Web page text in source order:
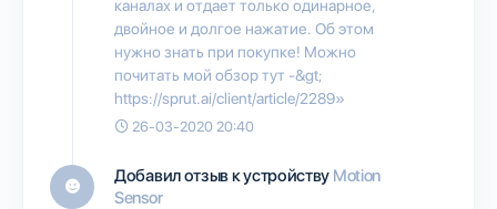
каналах и отдает только одинарное,
двойное и долгое нажатие. Об этом
нужно знать при покупке! Можно
почитать мой обзор тут -&gt;
https://sprut.ai/client/article/2289»
26-03-2020 20:40
Добавил отзыв к устройству Motion
Sensor